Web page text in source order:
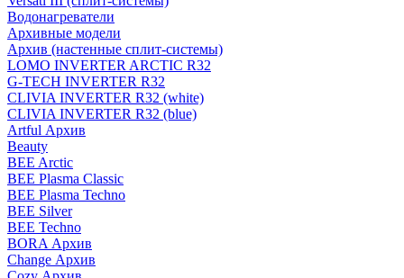
Водонагреватели
Архивные модели
Архив (настенные сплит-системы)
LOMO INVERTER ARCTIC R32
G-TECH INVERTER R32
CLIVIA INVERTER R32 (white)
CLIVIA INVERTER R32 (blue)
Artful Архив
Beauty
BEE Arctic
BEE Plasma Classic
BEE Plasma Techno
BEE Silver
BEE Techno
BORA Архив
Change Архив